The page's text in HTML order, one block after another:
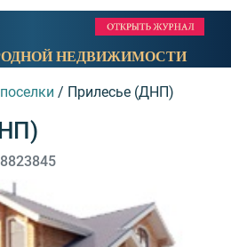
НЕДВИЖИМОСТИ
/ Прилесье (ДНП)